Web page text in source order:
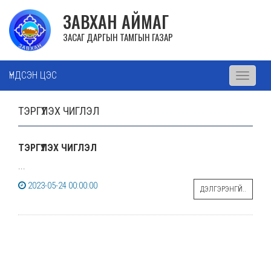
ЗАВХАН АЙМАГ
ЗАСАГ ДАРГЫН ТАМГЫН ГАЗАР
ҮНДСЭН ЦЭС
Toggle
ТЭРГҮҮЛЭХ ЧИГЛЭЛ
ТЭРГҮҮЛЭХ ЧИГЛЭЛ
...
2023-05-24 00:00:00
ДЭЛГЭРЭНГҮЙ..